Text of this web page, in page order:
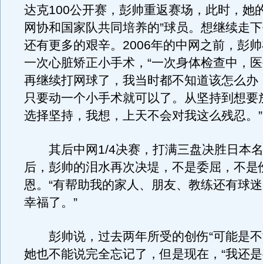
达克100公开赛，彭帅重返赛场，此时，她
网协和国家队共同培养的”球员。想继续走
还有更多的艰辛。2006年的中网之前，彭
一次心脏矫正小手术，“一次身体检查中，
再继续打网球了，我当时都不知道该怎么办
只要动一个小手术就可以了。从坚持到想要
选择坚持，我想，上天不会对我这么残忍。”
其后中网1/4决赛，打满三盘决胜日本
后，彭帅的泪水再次决堤，不是委屈，不是
恩。“有帮助我的家人、朋友、教练还有球
幸福了。”
彭帅说，过去两年所受的创伤“可能是不
她也不能说完全忘记了，但是现在，“我还